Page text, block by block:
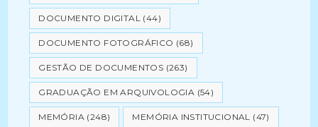
DOCUMENTO DIGITAL (44)
DOCUMENTO FOTOGRÁFICO (68)
GESTÃO DE DOCUMENTOS (263)
GRADUAÇÃO EM ARQUIVOLOGIA (54)
MEMÓRIA (248) MEMÓRIA INSTITUCIONAL (47)